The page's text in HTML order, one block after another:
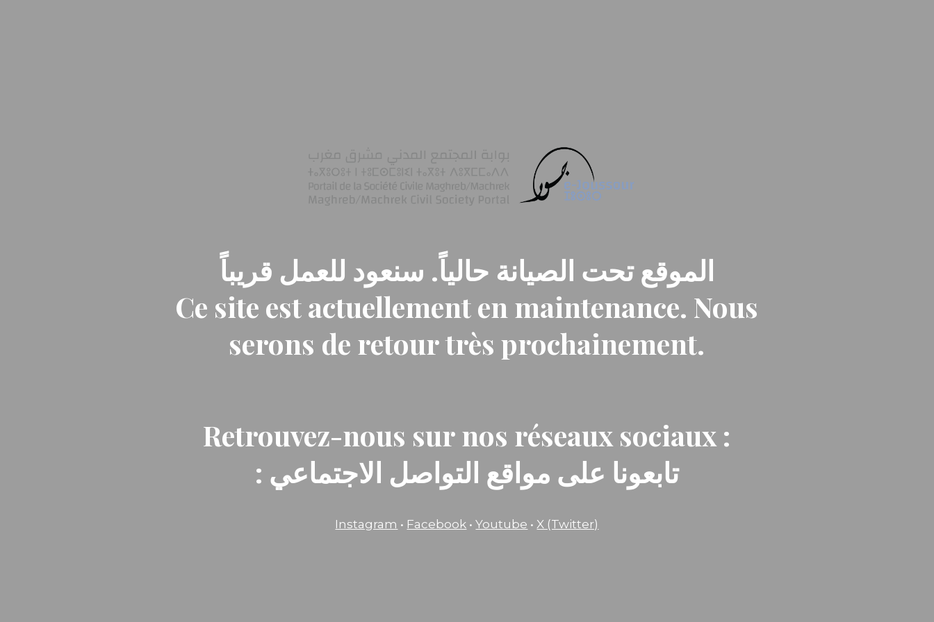
الموقع تحت الصيانة حالياً. سنعود للعمل قريباً
Ce site est actuellement en maintenance. Nous
serons de retour très prochainement.
Retrouvez-nous sur nos réseaux sociaux :
: تابعونا على مواقع التواصل الاجتماعي
Instagram • Facebook •Youtube • X (Twitter)